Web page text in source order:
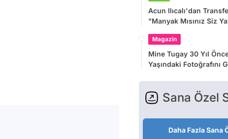
Acun Ilıcalı'dan
"Manyak Mısınız Siz
Magazin
Mine Tugay 30 Yıl
Yaşındaki Fotoğrafını
Sana Özel
Daha Fazla Sana